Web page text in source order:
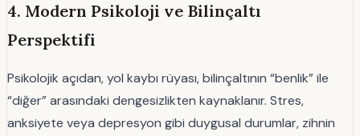
4. Modern Psikoloji ve Bilinçaltı
Perspektifi
Psikolojik açıdan, yol kaybı rüyası, bilinçaltının “benlik” ile
“diğer” arasındaki dengesizlikten kaynaklanır. Stres,
anksiyete veya depresyon gibi duygusal durumlar, zihnin